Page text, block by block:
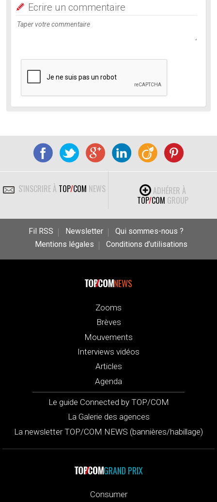
Ecrire un commentaire
S'INSCRIRE À TOP/COM NEWS
ADHÉRER À
TOP/COM GROUP
Fil RSS Newsletter
Qui sommes-nous ?
Mentions légales
Conditions d’utilisations
NEWS
Zooms
Brèves
Mouvements
Interviews vidéos
Articles
Agenda
Le guide Connected by TOP/COM
La Galerie des agences
La newsletter TOP/COM NEWS (bannières/habillage)
GRAND PRIX
Consumer